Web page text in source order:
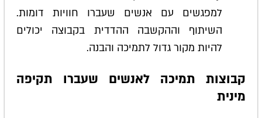
למפגשים עם אנשים שעברו חוויות דומות.
השיתוף וההקשבה ההדדית בקבוצה יכולים
להיות מקור גדול לתמיכה והבנה.
קבוצות תמיכה לאנשים שעברו תקיפה
מינית